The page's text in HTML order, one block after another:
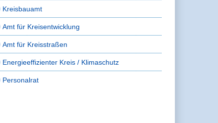
Kreisbauamt
Amt für Kreisentwicklung
Amt für Kreisstraßen
Energieeffizienter Kreis / Klimaschutz
Personalrat